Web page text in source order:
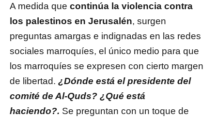
A medida que continúa la violencia contra
los palestinos en Jerusalén, surgen
preguntas amargas e indignadas en las redes
sociales marroquíes, el único medio para que
los marroquíes se expresen con cierto margen
de libertad. ¿Dónde está el presidente del
comité de Al-Quds? ¿Qué está
haciendo?. Se preguntan con un toque de